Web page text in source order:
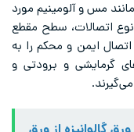
مس و آلومینیم مورد
نوع اتصالات، سطح مقطع
ایمن و محکم را به
گرمایشی و برودتی و